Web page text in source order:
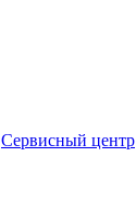
Сервисный центр